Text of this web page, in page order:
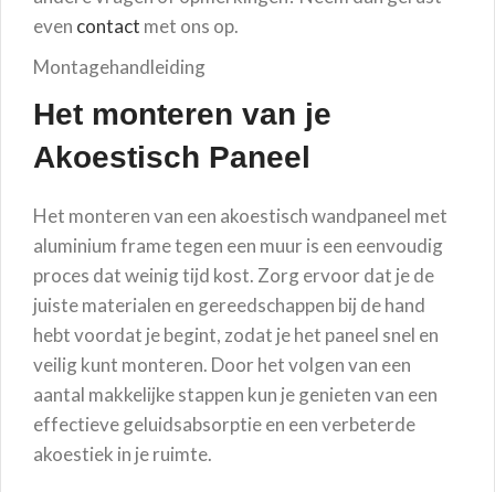
even contact met ons op.
Montagehandleiding
Het monteren van je
Akoestisch Paneel
Het monteren van een akoestisch wandpaneel met
aluminium frame tegen een muur is een eenvoudig
proces dat weinig tijd kost. Zorg ervoor dat je de
juiste materialen en gereedschappen bij de hand
hebt voordat je begint, zodat je het paneel snel en
veilig kunt monteren. Door het volgen van een
aantal makkelijke stappen kun je genieten van een
effectieve geluidsabsorptie en een verbeterde
akoestiek in je ruimte.